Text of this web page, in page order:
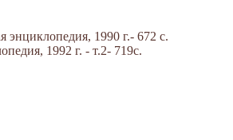
1990 г.- 672 с.
1992 г. - т.2- 719с.